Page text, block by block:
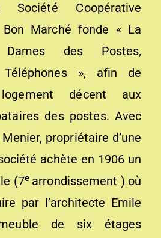
Coopérative
Bon Marché fonde « La
des Postes,
», afin de
décent aux
des postes. Avec
propriétaire d’une
achète en 1906 un
(7e arrondissement ) où
par l’architecte Emile
de six étages